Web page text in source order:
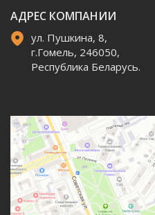
АДРЕС КОМПАНИИ
ул. Пушкина, 8,
г.Гомель, 246050,
Республика Беларусь.